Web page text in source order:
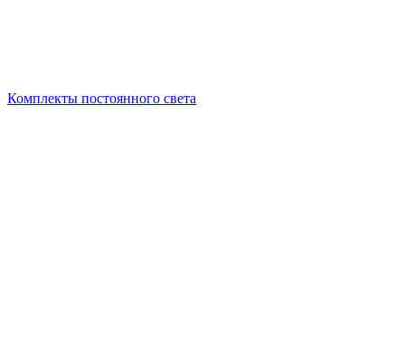
Комплекты постоянного света